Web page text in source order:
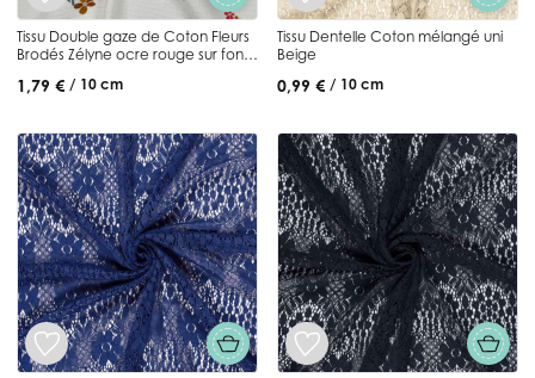
Tissu Double gaze de Coton Fleurs
Brodés Zélyne ocre rouge sur fond
1,79 € / 10 cm
Tissu Dentelle Coton mélangé uni
Beige
0,99 € / 10 cm